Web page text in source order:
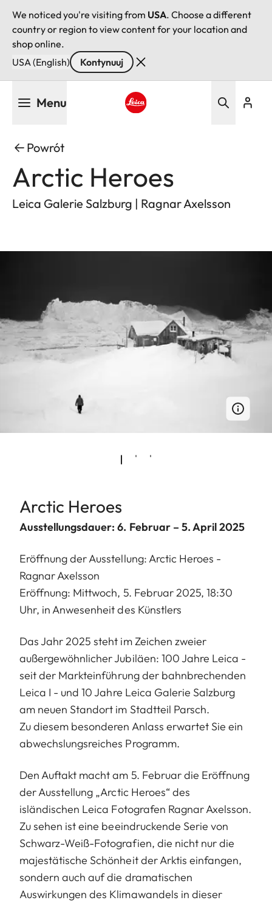
We noticed you're visiting from USA. Choose a different
country or region to view content for your location and
shop online.
USA (English)
Kontynuuj
Menu
Powrót
Arctic Heroes
Leica Galerie Salzburg | Ragnar Axelsson
Arctic Heroes
Ausstellungsdauer: 6. Februar – 5. April 2025
Eröffnung der Ausstellung: Arctic Heroes -
Ragnar Axelsson
Eröffnung: Mittwoch, 5. Februar 2025, 18:30
Uhr, in Anwesenheit des Künstlers
Das Jahr 2025 steht im Zeichen zweier
außergewöhnlicher Jubiläen: 100 Jahre Leica -
seit der Markteinführung der bahnbrechenden
Leica I - und 10 Jahre Leica Galerie Salzburg
am neuen Standort im Stadtteil Parsch.
Zu diesem besonderen Anlass erwartet Sie ein
abwechslungsreiches Programm.
Den Auftakt macht am 5. Februar die Eröffnung
der Ausstellung „Arctic Heroes“ des
isländischen Leica Fotografen Ragnar Axelsson.
Zu sehen ist eine beeindruckende Serie von
Schwarz-Weiß-Fotografien, die nicht nur die
majestätische Schönheit der Arktis einfangen,
sondern auch auf die dramatischen
Auswirkungen des Klimawandels in dieser